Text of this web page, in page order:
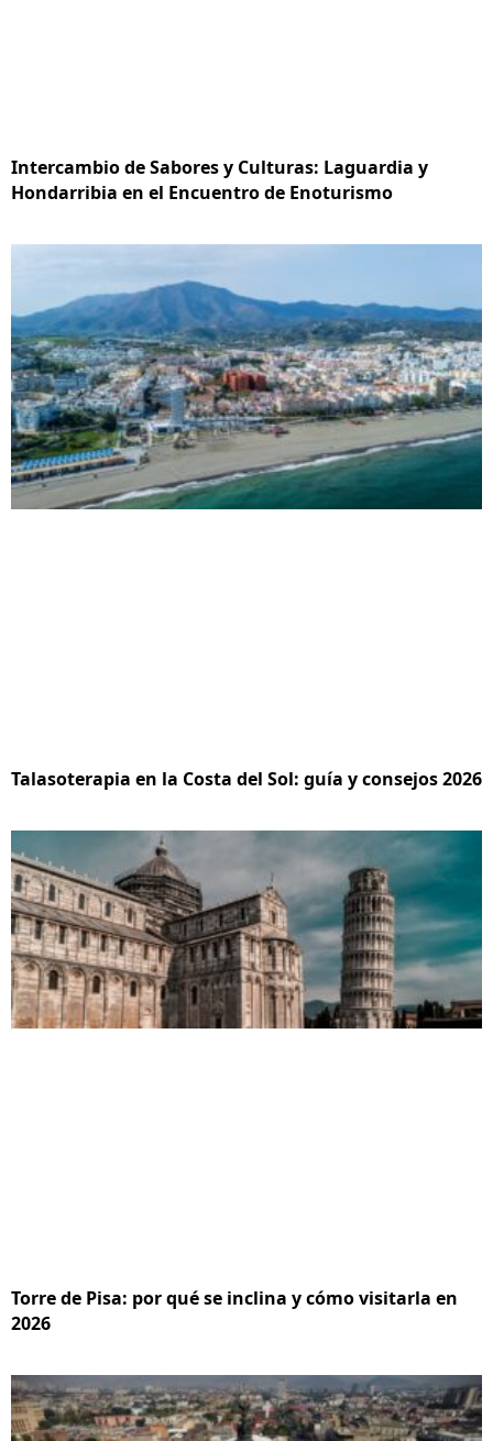
Intercambio de Sabores y Culturas: Laguardia y
Hondarribia en el Encuentro de Enoturismo
Talasoterapia en la Costa del Sol: guía y consejos 2026
Torre de Pisa: por qué se inclina y cómo visitarla en
2026